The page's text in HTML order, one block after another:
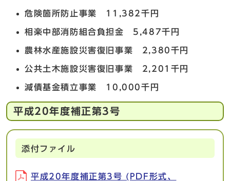
危険箇所防止事業 11,382千円
相楽中部消防組合負担金 5,487千円
農林水産施設災害復旧事業 2,380千円
公共土木施設災害復旧事業 2,201千円
減債基金積立事業 10,000千円
平成20年度補正第3号
添付ファイル
平成20年度補正第3号 (PDF形式、